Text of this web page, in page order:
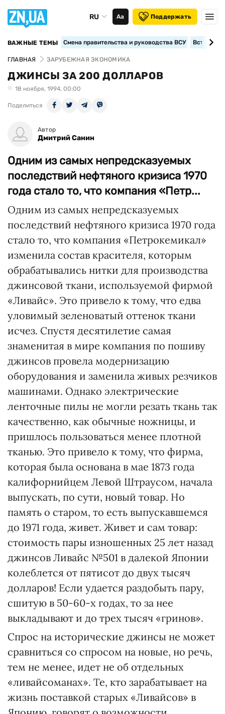
RU Аа Поддержать
ВАЖНЫЕ ТЕМЫ Смена правительства и руководства ВСУ
ГЛАВНАЯ ЗАРУБЕЖНАЯ ЭКОНОМИКА
ДЖИНСЫ ЗА 200 ДОЛЛАРОВ
18 ноября, 1994, 00:00
Поделиться
Автор
Дмитрий Санин
Одним из самых непредсказуемых
последствий нефтяного кризиса 1970
года стало то, что компания «Петр...
Одним из самых непредсказуемых
последствий нефтяного кризиса 1970 года
стало то, что компания «Петрокемикал»
изменила состав красителя, которым
обрабатывались нитки для производства
джинсовой ткани, используемой фирмой
«Ливайс». Это привело к тому, что едва
уловимый зеленоватый оттенок ткани
исчез. Спустя десятилетие самая
знаменитая в мире компания по пошиву
джинсов провела модернизацию
оборудования и заменила живых резчиков
машинами. Однако электрические
ленточные пилы не могли резать ткань так
качественно, как обычные ножницы, и
пришлось пользоваться менее плотной
тканью. Это привело к тому, что фирма,
которая была основана в мае 1873 года
калифорнийцем Левой Штраусом, начала
выпускать, по сути, новый товар. Но
память о старом, то есть выпускавшемся
до 1971 года, живет. Живет и сам товар:
стоимость пары изношенных 25 лет назад
джинсов Ливайс №501 в далекой Японии
колеблется от пятисот до двух тысяч
долларов! Если удается раздобыть пару,
сшитую в 50-60-х годах, то за нее
выкладывают и до трех тысяч «гринов».
Спрос на исторические джинсы не может
сравниться со спросом на новые, но речь,
тем не менее, идет не об отдельных
«ливайсоманах». Те, кто зарабатывает на
жизнь поставкой старых «Ливайсов» в